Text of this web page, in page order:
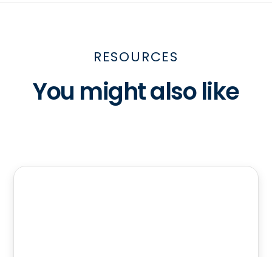
RESOURCES
You might also like